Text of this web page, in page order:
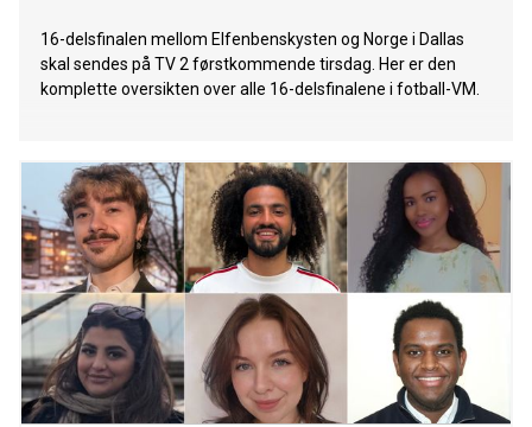
16-delsfinalen mellom Elfenbenskysten og Norge i Dallas
skal sendes på TV 2 førstkommende tirsdag. Her er den
komplette oversikten over alle 16-delsfinalene i fotball-VM.